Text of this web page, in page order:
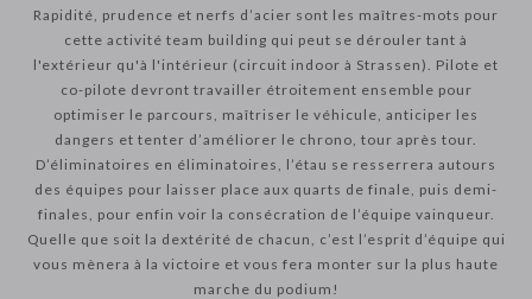
Rapidité, prudence et nerfs d’acier sont les maîtres-mots pour
cette activité team building qui peut se dérouler tant à
l'extérieur qu'à l'intérieur (circuit indoor à Strassen). Pilote et
co-pilote devront travailler étroitement ensemble pour
optimiser le parcours, maîtriser le véhicule, anticiper les
dangers et tenter d’améliorer le chrono, tour après tour.
D’éliminatoires en éliminatoires, l’étau se resserrera autours
des équipes pour laisser place aux quarts de finale, puis demi-
finales, pour enfin voir la consécration de l’équipe vainqueur.
Quelle que soit la dextérité de chacun, c’est l’esprit d’équipe qui
vous mènera à la victoire et vous fera monter sur la plus haute
marche du podium!